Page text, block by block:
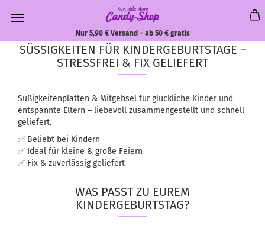
Nur 5,90 € Versand – ab 50 € gratis
SÜSSIGKEITEN FÜR KINDERGEBURTSTAGE – S
TRESSFREI & FIX GELIEFERT
Süßigkeitenplatten & Mitgebsel für glückliche Kinder und
entspannte Eltern – liebevoll zusammengestellt und schnell
geliefert.
✅ Beliebt bei Kindern
✅ Ideal für kleine & große Feiern
✅ Fix & zuverlässig geliefert
WAS PASST ZU EUREM
KINDERGEBURTSTAG?